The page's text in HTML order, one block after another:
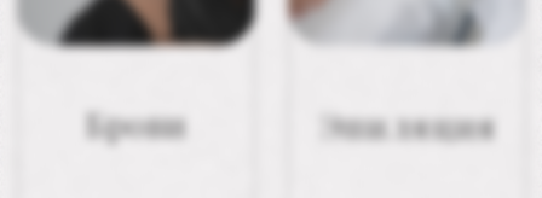
ПОДРОБНЕЕ
Центра
ПОДРОБНЕЕ
главный врач, врач-
косметолог,